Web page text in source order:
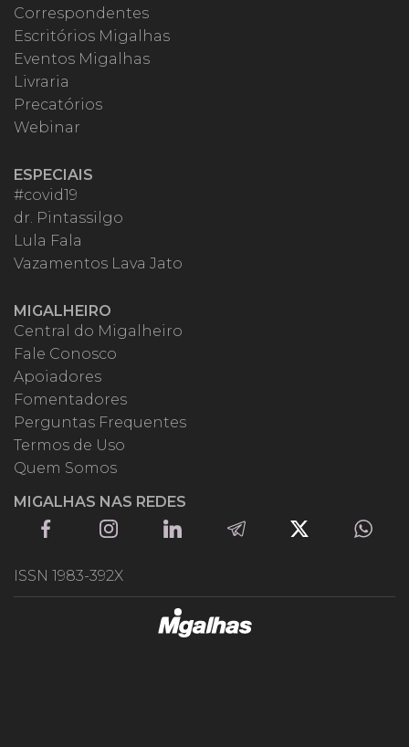
Correspondentes
Escritórios Migalhas
Eventos Migalhas
Livraria
Precatórios
Webinar
ESPECIAIS
#covid19
dr. Pintassilgo
Lula Fala
Vazamentos Lava Jato
MIGALHEIRO
Central do Migalheiro
Fale Conosco
Apoiadores
Fomentadores
Perguntas Frequentes
Termos de Uso
Quem Somos
MIGALHAS NAS REDES
ISSN 1983-392X